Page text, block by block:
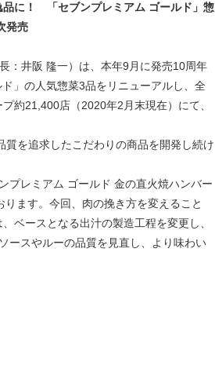
に！ 「セブンプレミアム ゴールド」惣
発売
：井阪 隆一）は、本年9月に発売10周年
」の人気惣菜3品をリニューアルし、全
約21,400店（2020年2月末現在）にて、
を追求したこだわりの商品を開発し続け
プレミアム ゴールド 金の直火焼ハンバー
ます。今回、肉の挽き方を変えること
ベースとなる出汁の製造工程を変更し、
ースやルーの品質を見直し、より味わい